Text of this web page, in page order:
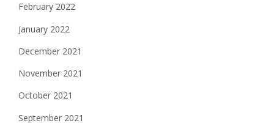
February 2022
January 2022
December 2021
November 2021
October 2021
September 2021